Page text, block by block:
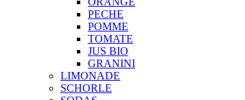
PECHE
POMME
TOMATE
JUS BIO
GRANINI
LIMONADE
SCHORLE